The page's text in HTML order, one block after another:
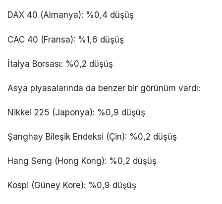
DAX 40 (Almanya): %0,4 düşüş
CAC 40 (Fransa): %1,6 düşüş
İtalya Borsası: %0,2 düşüş
Asya piyasalarında da benzer bir görünüm vardı:
Nikkei 225 (Japonya): %0,9 düşüş
Şanghay Bileşik Endeksi (Çin): %0,2 düşüş
Hang Seng (Hong Kong): %0,2 düşüş
Kospi (Güney Kore): %0,9 düşüş